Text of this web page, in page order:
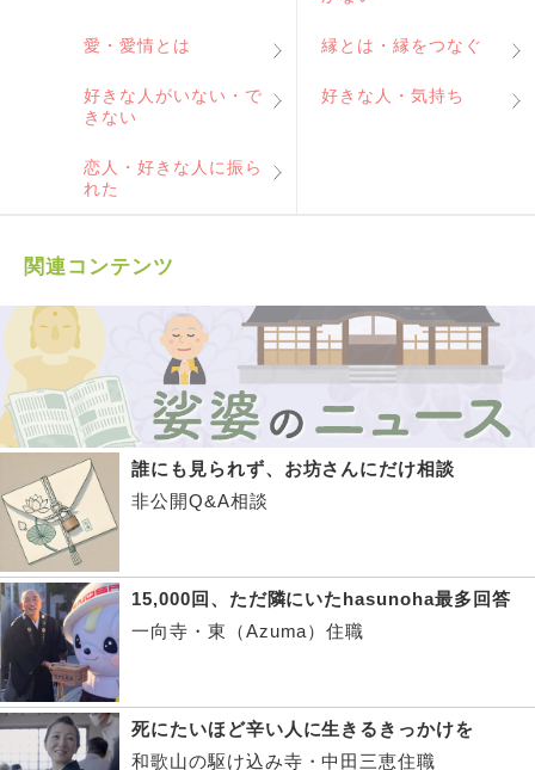
愛・愛情とは 縁とは・縁をつなぐ
好きな人がいない・で
きない
好きな人・気持ち
恋人・好きな人に振ら
れた
関連コンテンツ
誰にも見られず、お坊さんにだけ相談
非公開Q&A相談
15,000回、ただ隣にいたhasunoha最多回答
一向寺・東（Azuma）住職
死にたいほど辛い人に生きるきっかけを
和歌山の駆け込み寺・中田三恵住職